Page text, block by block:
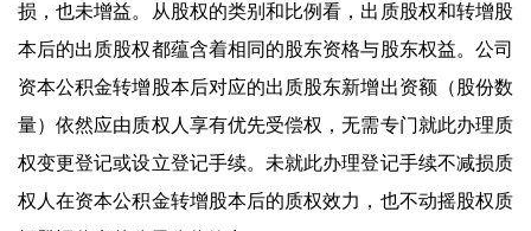
损，也未增益。从股权的类别和比例看，出质股权和转增股
本后的出质股权都蕴含着相同的股东资格与股东权益。公司
资本公积金转增股本后对应的出质股东新增出资额（股份数
量）依然应由质权人享有优先受偿权，无需专门就此办理质
权变更登记或设立登记手续。未就此办理登记手续不减损质
权人在资本公积金转增股本后的质权效力，也不动摇股权质